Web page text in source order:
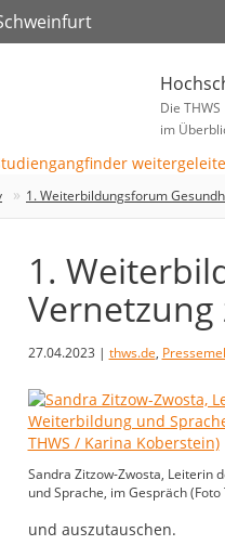
Die THWS
im
1. Weiterbildungsforum
1.
27.04.2023 | thws.de,
Sandra Zitzow-Zwosta, Leiterin
und Sprache, im Gespräch
und auszutauschen.